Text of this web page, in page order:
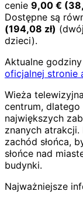
cenie 9,00 € (
Dostępne są
(194,08 zł)
dzieci).
Aktualne
oficjalnej stronie
Wieża
centrum,
największych
znanych
zachód słońca,
słońce nad
budynki.
Najważniejsze